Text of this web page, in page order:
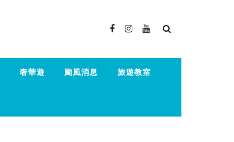
奢華遊 颱風消息 旅遊教室